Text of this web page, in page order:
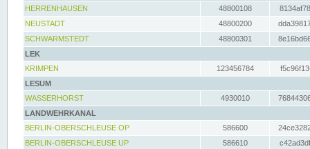
HERRENHAUSEN
48800108
NEUSTADT
48800200
SCHWARMSTEDT
48800301
LEK
KRIMPEN
123456784
LESUM
WASSERHORST
4930010
LANDWEHRKANAL
BERLIN-OBERSCHLEUSE OP
586600
BERLIN-OBERSCHLEUSE UP
586610